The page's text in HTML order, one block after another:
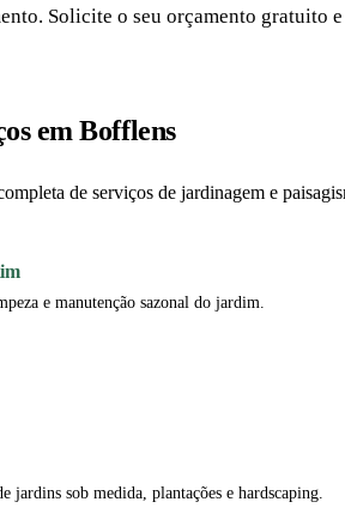
Solicite o seu orçamento
em Bofflens
de serviços de jardinagem e
e manutenção sazonal do jardim.
jardins sob medida, plantações e hardscaping.